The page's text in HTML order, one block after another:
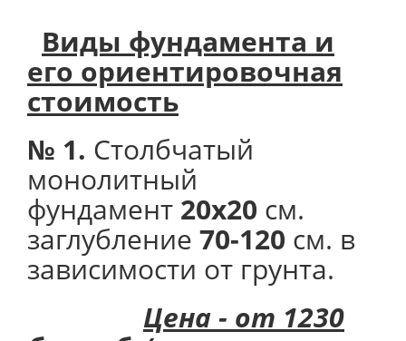
Виды фундамента и
его ориентировочная
стоимость
№ 1. Столбчатый
монолитный
фундамент 20х20 см.
заглубление 70-120 см. в
зависимости от грунта.
Цена - от 1230